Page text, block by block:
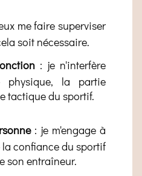
me faire superviser
soit nécessaire.
: je n'interfère
la partie
tactique du sportif.
: je m'engage à
confiance du sportif
son entraîneur.